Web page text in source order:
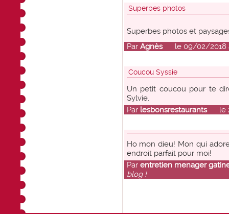
Superbes photos
Superbes photos et
Par Agnèsle 09/02/2018 à
Coucou Syssie
Un petit coucou pour te
Sylvie.
Par lesbonsrestaurantsle
Ho mon dieu! Mon qui
endroit parfait pour moi!
Par entretien menager
blog !